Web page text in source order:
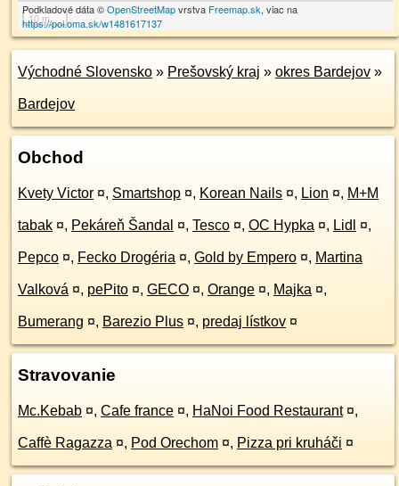
10 m
Podkladové dáta ©OpenStreetMapvrstva Freemap.sk, viac na
https://poi.oma.sk/w1481617137
Východné Slovensko » Prešovský kraj » okres Bardejov »
Bardejov
Obchod
Kvety Victor ¤, Smartshop ¤, Korean Nails ¤, Lion ¤, M+M
tabak ¤, Pekáreň Šandal ¤, Tesco ¤, OC Hypka ¤, Lidl ¤,
Pepco ¤, Fecko Drogéria ¤, Gold by Empero ¤, Martina
Valková ¤, pePito ¤, GECO ¤, Orange ¤, Majka ¤,
Bumerang ¤, Barezio Plus ¤, predaj lístkov ¤
Stravovanie
Mc.Kebab ¤, Cafe france ¤, HaNoi Food Restaurant ¤,
Caffè Ragazza ¤, Pod Orechom ¤, Pizza pri kruháči ¤